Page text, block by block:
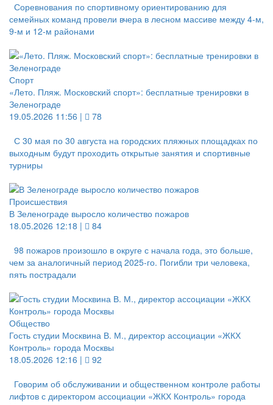
Соревнования по спортивному ориентированию для
семейных команд провели вчера в лесном массиве между 4‑м,
9‑м и 12‑м районами
Спорт
«Лето. Пляж. Московский спорт»: бесплатные тренировки в
Зеленограде
19.05.2026 11:56 |
78
С 30 мая по 30 августа на городских пляжных площадках по
выходным будут проходить открытые занятия и спортивные
турниры
Происшествия
В Зеленограде выросло количество пожаров
18.05.2026 12:18 |
84
98 пожаров произошло в округе с начала года, это больше,
чем за аналогичный период 2025-го. Погибли три человека,
пять пострадали
Общество
Гость студии Москвина В. М., директор ассоциации «ЖКХ
Контроль» города Москвы
18.05.2026 12:16 |
92
Говорим об обслуживании и общественном контроле работы
лифтов с директором ассоциации «ЖКХ Контроль» города